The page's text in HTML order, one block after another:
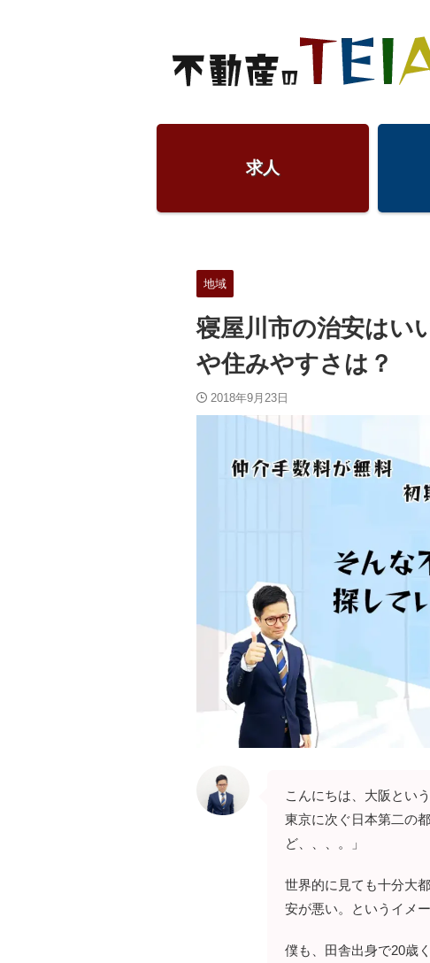
求人
地域
寝屋川市の治安はい
や住みやすさは？
2018年9月23日
こんにちは、大阪とい
東京に次ぐ日本第二の
ど、、、。」
世界的に見ても十分大
安が悪い。というイメ
僕も、田舎出身で20歳